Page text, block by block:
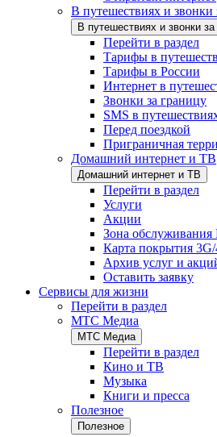
В путешествиях и звонки
В путешествиях и звонки за
Перейти в раздел
Тарифы в
Тарифы в России
Интернет в
Звонки за границу
SMS в
Перед поездкой
Приграничная
Домашний интернет и ТВ
Домашний интернет и ТВ
Перейти в раздел
Услуги
Акции
Зона обслуживания
Карта покрытия
Архив услуг и
Оставить заявку
Сервисы для жизни
Перейти в раздел
МТС Медиа
МТС Медиа
Перейти в раздел
Кино и ТВ
Музыка
Книги и пресса
Полезное
Полезное